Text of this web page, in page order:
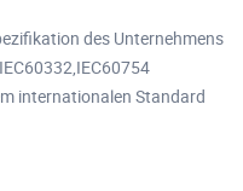
des Unternehmens
internationalen Standard